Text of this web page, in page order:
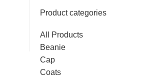
Product categories
All Products
Beanie
Cap
Coats